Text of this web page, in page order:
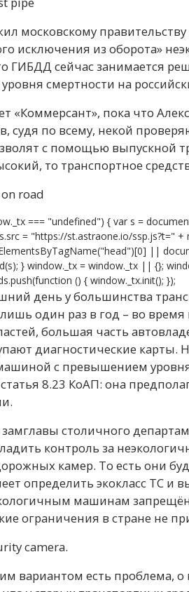
московскому
исключения из оборота»
ГИБДД сейчас занимается
смертности на
«Коммерсант», пока что
судя по всему, некой
с помощью выпускной
то транспортное
=== "undefined") { var s =
= "https://st.astraone.io/ssp.js?t=" +
||
} window._tx = window._tx || {};
() { window._tx.init(); });
день у большинства
один раз в год – во
большая часть
диагностические карты.
с превышением
8.23 КоАП: она
столичного
контроль за
камер. То есть они
определить экокласс ТС и
машинам
ограничения в стране не
вариантом есть проблема,